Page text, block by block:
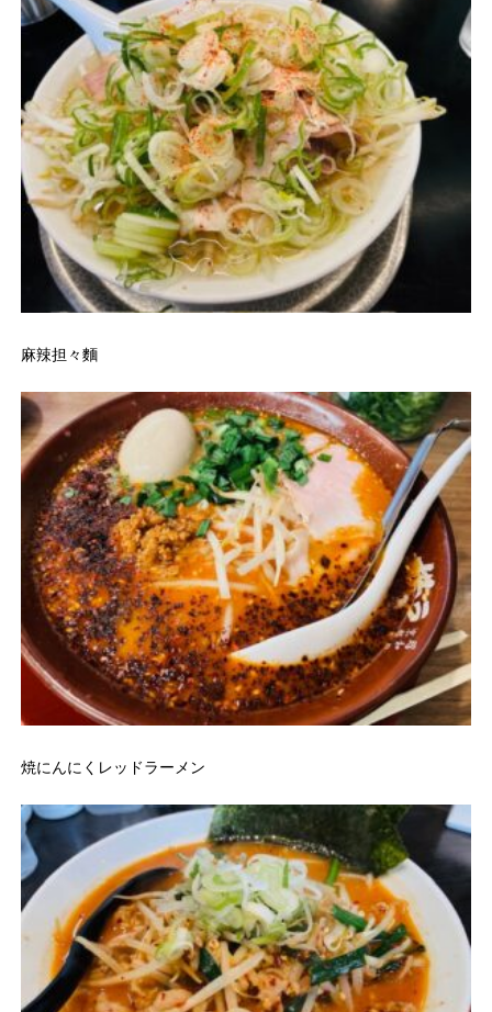
麻辣担々麵
焼にんにくレッドラーメン